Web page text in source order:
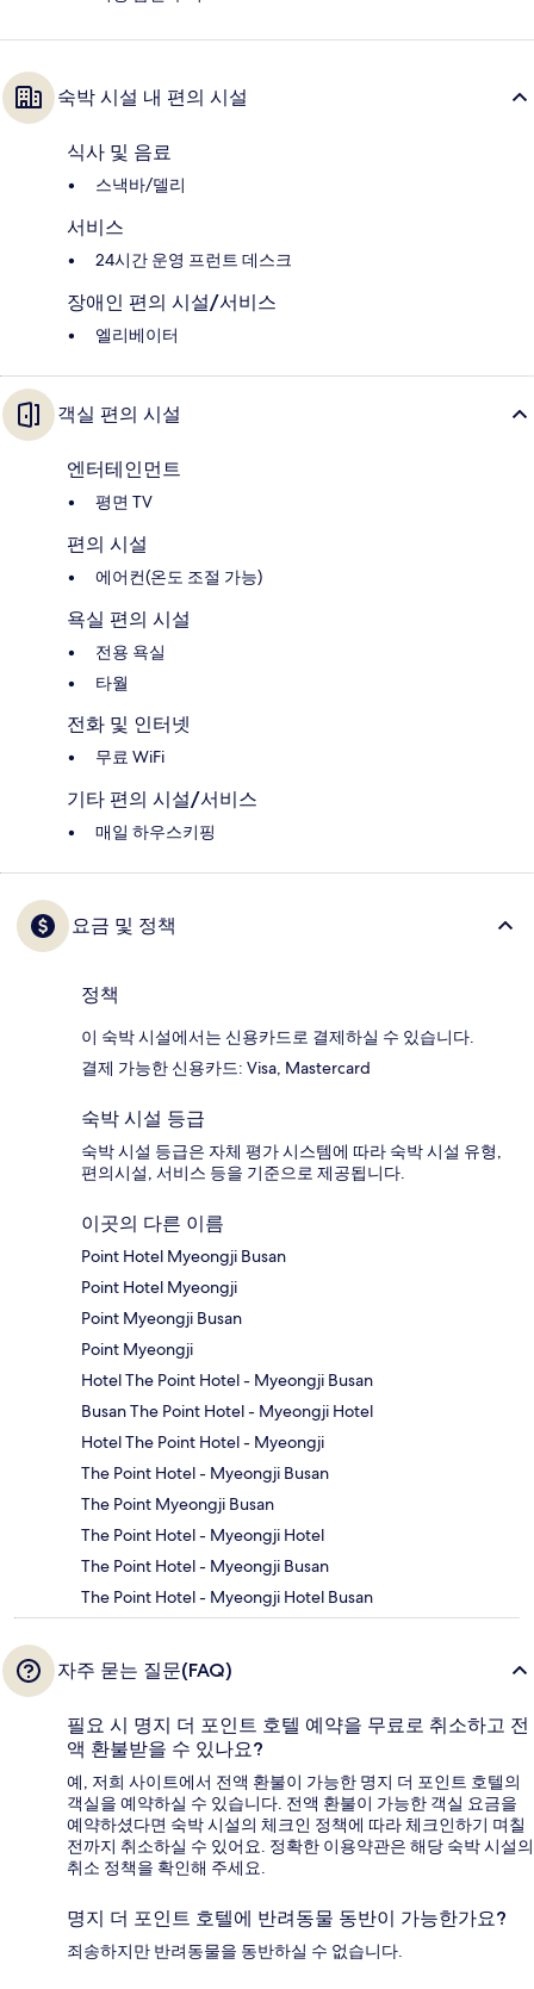
숙박 시설 내 편의 시설
식사 및 음료
스낵바/델리
서비스
24시간 운영 프런트 데스크
장애인 편의 시설/서비스
엘리베이터
객실 편의 시설
엔터테인먼트
평면 TV
편의 시설
에어컨(온도 조절 가능)
욕실 편의 시설
전용 욕실
타월
전화 및 인터넷
무료 WiFi
기타 편의 시설/서비스
매일 하우스키핑
요금 및 정책
정책
이 숙박 시설에서는 신용카드로 결제하실 수 있습니다.
결제 가능한 신용카드: Visa, Mastercard
숙박 시설 등급
숙박 시설 등급은 자체 평가 시스템에 따라 숙박 시설 유형,
편의시설, 서비스 등을 기준으로 제공됩니다.
이곳의 다른 이름
Point Hotel Myeongji Busan
Point Hotel Myeongji
Point Myeongji Busan
Point Myeongji
Hotel The Point Hotel - Myeongji Busan
Busan The Point Hotel - Myeongji Hotel
Hotel The Point Hotel - Myeongji
The Point Hotel - Myeongji Busan
The Point Myeongji Busan
The Point Hotel - Myeongji Hotel
The Point Hotel - Myeongji Busan
The Point Hotel - Myeongji Hotel Busan
자주 묻는 질문(FAQ)
필요 시 명지 더 포인트 호텔 예약을 무료로 취소하고 전
액 환불받을 수 있나요?
예, 저희 사이트에서 전액 환불이 가능한 명지 더 포인트 호텔의
객실을 예약하실 수 있습니다. 전액 환불이 가능한 객실 요금을
예약하셨다면 숙박 시설의 체크인 정책에 따라 체크인하기 며칠
전까지 취소하실 수 있어요. 정확한 이용약관은 해당 숙박 시설의
취소 정책을 확인해 주세요.
명지 더 포인트 호텔에 반려동물 동반이 가능한가요?
죄송하지만 반려동물을 동반하실 수 없습니다.